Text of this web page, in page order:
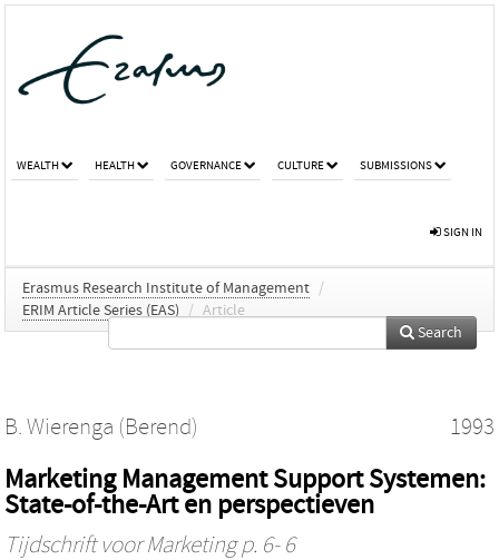
WEALTH HEALTH GOVERNANCE CULTURE SUBMISSIONS
SIGN IN
Erasmus Research Institute of Management /
ERIM Article Series (EAS)
/ Article
Search
B. Wierenga (Berend) 1993
Marketing Management Support Systemen:
State-of-the-Art en perspectieven
Tijdschrift voor Marketingp. 6- 6